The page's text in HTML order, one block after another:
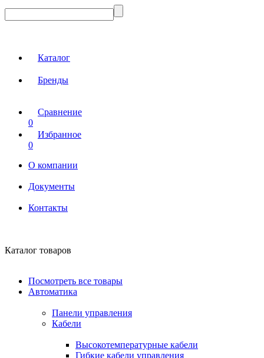
Каталог
Бренды
Сравнение
0
Избранное
0
О компании
Документы
Контакты
Каталог товаров
Посмотреть все товары
Автоматика
Панели управления
Кабели
Высокотемпературные кабели
Гибкие кабели управления